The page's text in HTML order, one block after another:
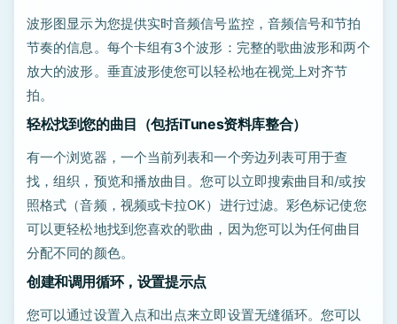
波形图显示为您提供实时音频信号监控，音频信号和节拍
节奏的信息。每个卡组有3个波形：完整的歌曲波形和两个
放大的波形。垂直波形使您可以轻松地在视觉上对齐节
拍。
轻松找到您的曲目（包括iTunes资料库整合）
有一个浏览器，一个当前列表和一个旁边列表可用于查
找，组织，预览和播放曲目。您可以立即搜索曲目和/或按
照格式（音频，视频或卡拉OK）进行过滤。彩色标记使您
可以更轻松地找到您喜欢的歌曲，因为您可以为任何曲目
分配不同的颜色。
创建和调用循环，设置提示点
您可以通过设置入点和出点来立即设置无缝循环。您可以